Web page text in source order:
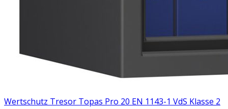
Wertschutz Tresor Topas Pro 20 EN 1143-1 VdS Klasse 2